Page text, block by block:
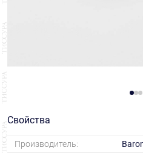
Свойства
Производитель: